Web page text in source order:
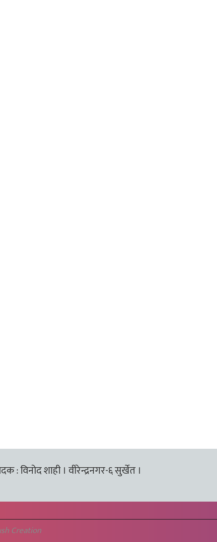
: विनोद शाही । वीरेन्द्रनगर-६ सुर्खेत ।
Creation